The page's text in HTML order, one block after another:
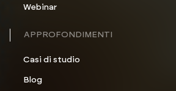
Webinar
APPROFONDIMENTI
Casi di studio
Blog